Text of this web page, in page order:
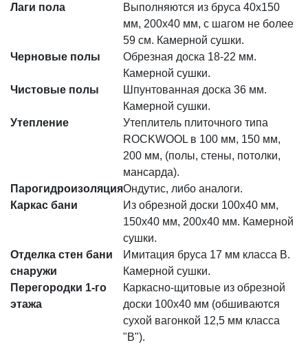
Лаги пола
Выполняются из бруса 40х150
мм, 200х40 мм, с шагом не более
59 см. Камерной сушки.
Черновые полы
Обрезная доска 18-22 мм.
Камерной сушки.
Чистовые полы
Шпунтованная доска 36 мм.
Камерной сушки.
Утепление
Утеплитель плиточного типа
ROCKWOOL в 100 мм, 150 мм,
200 мм, (полы, стены, потолки,
мансарда).
ПарогидроизоляцияОндутис, либо аналоги.
Каркас бани
Из обрезной доски 100x40 мм,
150х40 мм, 200х40 мм. Камерной
сушки.
Отделка стен бани
снаружи
Имитация бруса 17 мм класса В.
Камерной сушки.
Перегородки 1-го
этажа
Каркасно-щитовые из обрезной
доски 100x40 мм (обшиваются
сухой вагонкой 12,5 мм класса
"В").